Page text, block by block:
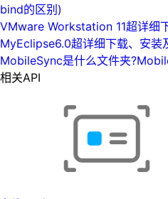
bind的区别)
VMware Workstation 11超详细
MyEclipse6.0超详细下载、安装
MobileSync是什么文件夹
相关API